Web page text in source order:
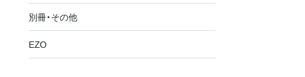
別冊・その他
EZO